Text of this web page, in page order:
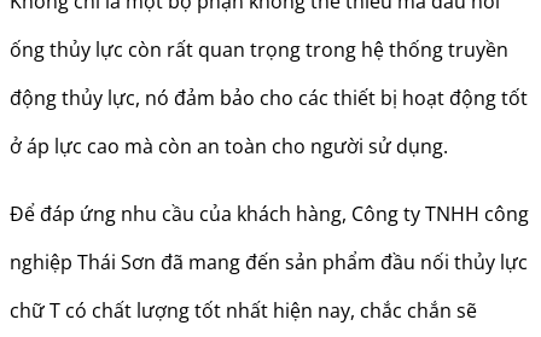
ống thủy lực còn rất quan trọng trong hệ thống truyền
động thủy lực, nó đảm bảo cho các thiết bị hoạt động tốt
ở áp lực cao mà còn an toàn cho người sử dụng.
Để đáp ứng nhu cầu của khách hàng, Công ty TNHH công
nghiệp Thái Sơn đã mang đến sản phẩm đầu nối thủy lực
chữ T có chất lượng tốt nhất hiện nay, chắc chắn sẽ